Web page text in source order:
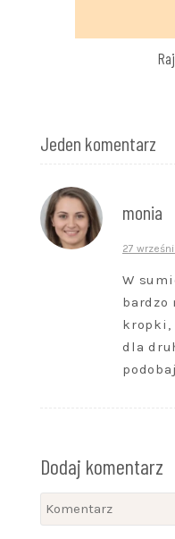
Jeden komentarz
monia
27
W
bardzo
kropki,
dla
Dodaj komentarz